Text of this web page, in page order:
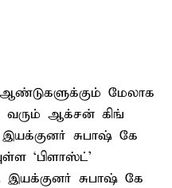
ஆண்டுகளுக்கும் மேலாக
வரும் ஆக்சன் கிங்
சுபாஷ் கே
‘பிளாஸ்ட்’
இயக்குனர் சுபாஷ் கே